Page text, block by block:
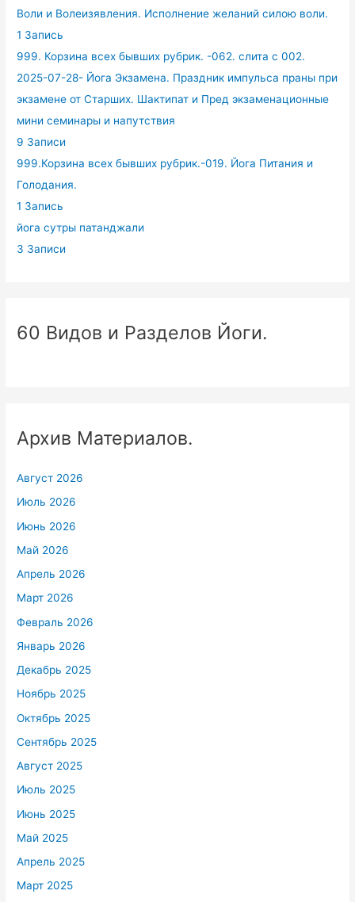
Воли и Волеизявления. Исполнение желаний силою воли.
1 Запись
999. Корзина всех бывших рубрик. -062. слита с 002.
2025-07-28- Йога Экзамена. Праздник импульса праны при
экзамене от Старших. Шактипат и Пред экзаменационные
мини семинары и напутствия
9 Записи
999.Корзина всех бывших рубрик.-019. Йога Питания и
Голодания.
1 Запись
йога сутры патанджали
3 Записи
60 Видов и Разделов Йоги.
Архив Материалов.
Август 2026
Июль 2026
Июнь 2026
Май 2026
Апрель 2026
Март 2026
Февраль 2026
Январь 2026
Декабрь 2025
Ноябрь 2025
Октябрь 2025
Сентябрь 2025
Август 2025
Июль 2025
Июнь 2025
Май 2025
Апрель 2025
Март 2025